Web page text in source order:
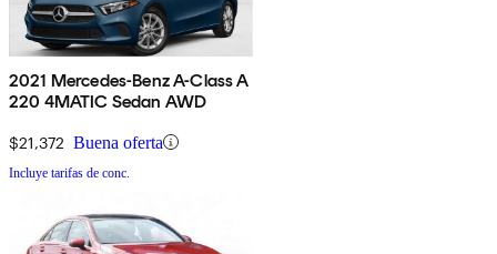
2021 Mercedes-Benz A-Class A
220 4MATIC Sedan AWD
$21,372 Buena oferta
Incluye tarifas de conc.